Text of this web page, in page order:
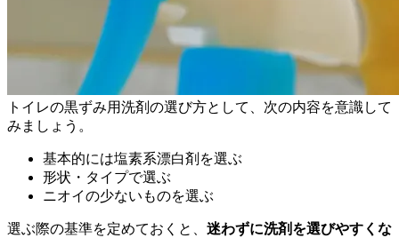
トイレの黒ずみ用洗剤の選び方として、次の内容を意識して
みましょう。
基本的には塩素系漂白剤を選ぶ
形状・タイプで選ぶ
ニオイの少ないものを選ぶ
選ぶ際の基準を定めておくと、 迷わずに洗剤を選びやすくな